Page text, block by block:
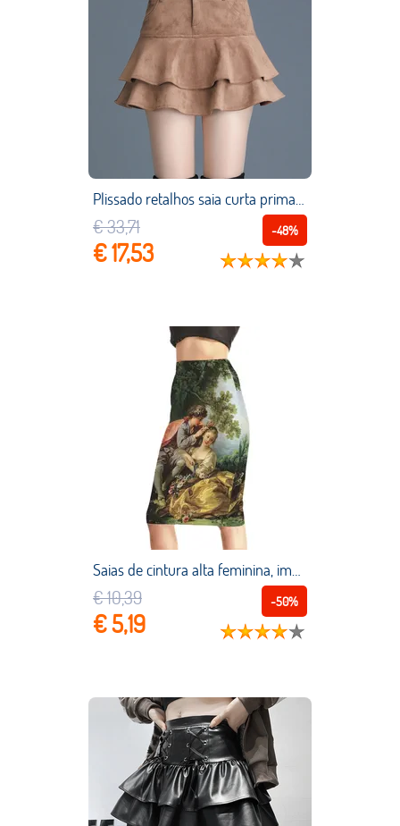
Plissado retalhos saia curta primavera outono menina cintura alta babados saia bonito estilo preppy doce mini shorts saia
-48%
€ 33,71
€ 17,53
Saias de cintura alta feminina, impressão de árvore floresta 3d, bonito, hipster, novo produto, 2022
-50%
€ 10,39
€ 5,19